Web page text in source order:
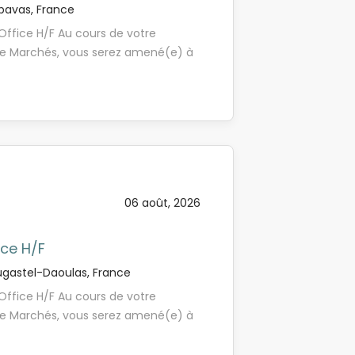
(Invitation aux tests...
France
H/F Au cours de votre
Marchés, vous serez amené(e) à
traitement des opérations de
des Marchés du groupe Crédit
...) ; Assurer la gestion
sur les informations
24 mois dans la région brestoise.
Pensez à bien préciser
et rythme d'alternance), la
06 août, 2026
H/F
Daoulas, France
H/F Au cours de votre
Marchés, vous serez amené(e) à
traitement des opérations de